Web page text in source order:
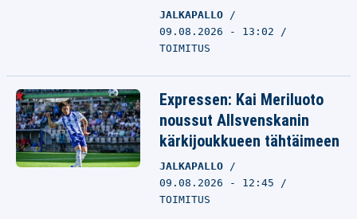
JALKAPALLO
09.08.2026 - 13:02
TOIMITUS
Expressen: Kai Meriluoto
noussut Allsvenskanin
kärkijoukkueen tähtäimeen
JALKAPALLO
09.08.2026 - 12:45
TOIMITUS